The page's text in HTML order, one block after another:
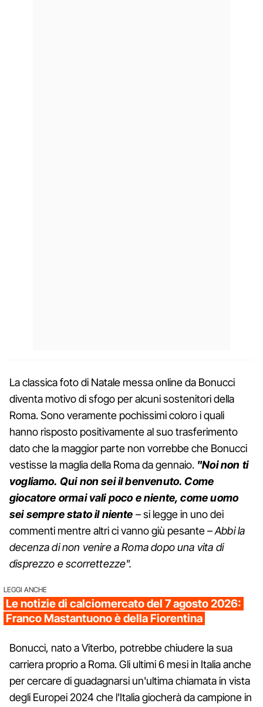
La classica foto di Natale messa online da Bonucci
diventa motivo di sfogo per alcuni sostenitori della
Roma. Sono veramente pochissimi coloro i quali
hanno risposto positivamente al suo trasferimento
dato che la maggior parte non vorrebbe che Bonucci
vestisse la maglia della Roma da gennaio. "Noi non ti
vogliamo. Qui non sei il benvenuto. Come
giocatore ormai vali poco e niente, come uomo
sei sempre stato il niente – si legge in uno dei
commenti mentre altri ci vanno giù pesante –Abbi la
decenza di non venire a Roma dopo una vita di
disprezzo e scorrettezze".
LEGGI ANCHE
Le notizie di calciomercato del 7 agosto 2026:
Franco Mastantuono è della Fiorentina
Bonucci, nato a Viterbo, potrebbe chiudere la sua
carriera proprio a Roma. Gli ultimi 6 mesi in Italia anche
per cercare di guadagnarsi un'ultima chiamata in vista
degli Europei 2024 che l'Italia giocherà da campione in